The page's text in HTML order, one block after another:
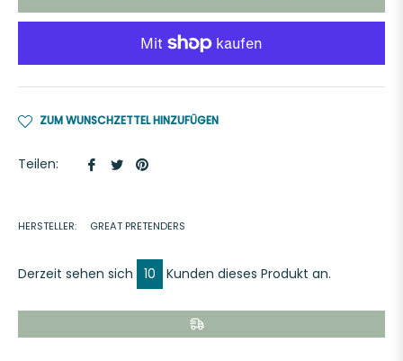
ZUM WUNSCHZETTEL HINZUFÜGEN
Teilen:
Auf
AufAuf
HERSTELLER: GREAT PRETENDERS
Derzeit sehen sich 10 Kunden dieses Produkt an.